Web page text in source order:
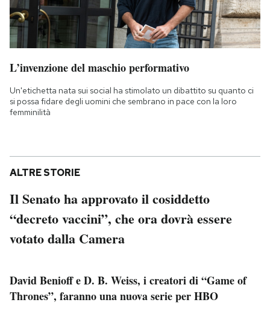
L’invenzione del maschio performativo
Un'etichetta nata sui social ha stimolato un dibattito su quanto ci
si possa fidare degli uomini che sembrano in pace con la loro
femminilità
ALTRE STORIE
Il Senato ha approvato il cosiddetto
“decreto vaccini”, che ora dovrà essere
votato dalla Camera
David Benioff e D. B. Weiss, i creatori di “Game of
Thrones”, faranno una nuova serie per HBO